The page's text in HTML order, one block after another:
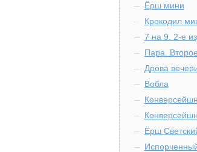
Ёрш мини
Крокодил
7 на 9. 2-е
Пара.
Дрова
Вобла
Ёрш